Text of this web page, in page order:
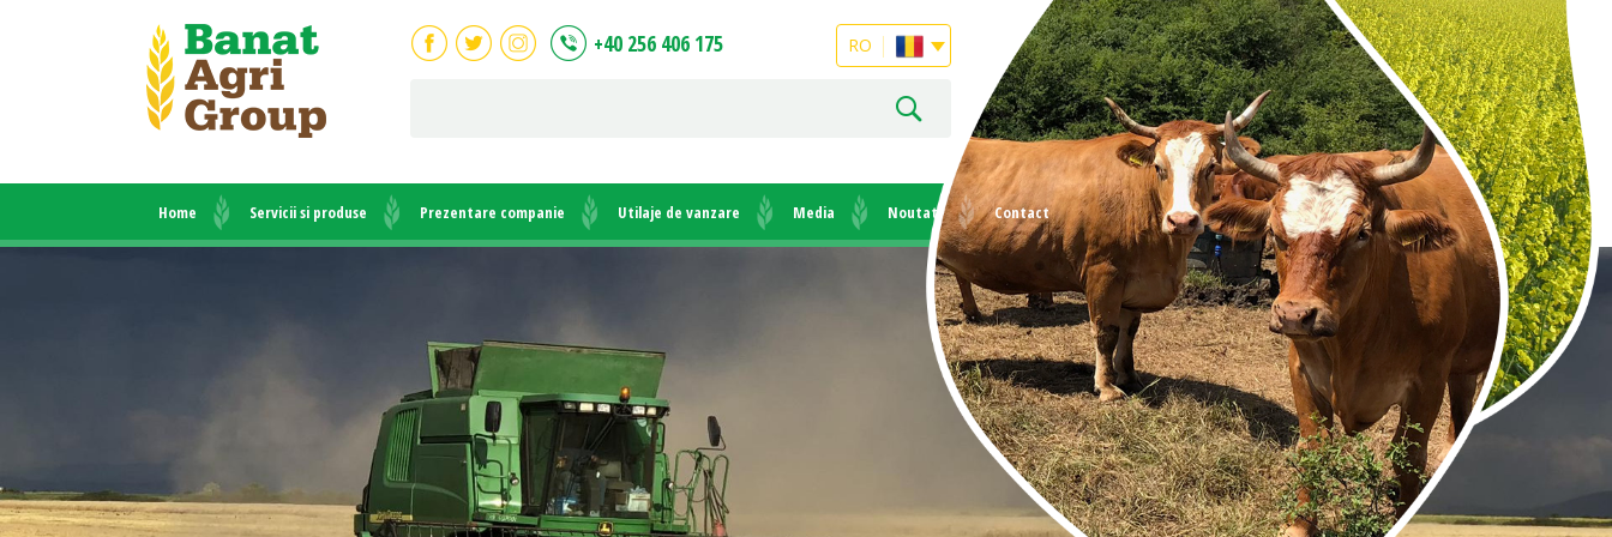
+40 256 406 175 RO
Home Servicii si produse Prezentare companie Utilaje de vanzare Media Noutati Contact